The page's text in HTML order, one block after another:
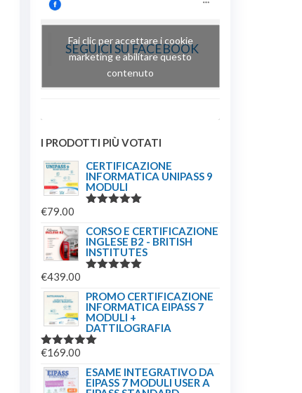
SEGUICI SU FACEBOOK
Fai clic per accettare i cookie
marketing e abilitare questo
contenuto
I PRODOTTI PIÙ VOTATI
CERTIFICAZIONE
INFORMATICA UNIPASS 9
MODULI
€79.00
CORSO E CERTIFICAZIONE
INGLESE B2 - BRITISH
INSTITUTES
€439.00
PROMO CERTIFICAZIONE
INFORMATICA EIPASS 7
MODULI +
DATTILOGRAFIA
VALUTATO
5.00SU 5
€169.00
ESAME INTEGRATIVO DA
EIPASS 7 MODULI USER A